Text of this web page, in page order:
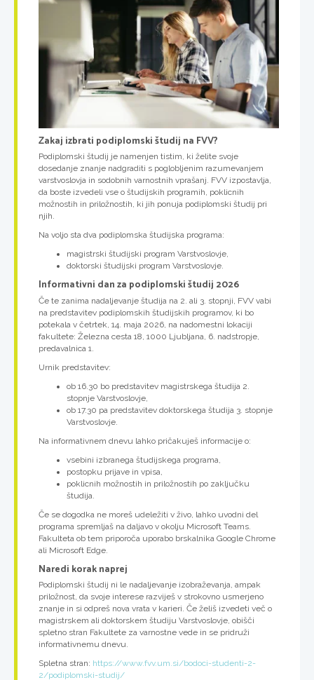
Zakaj izbrati podiplomski študij na FVV?
Podiplomski študij je namenjen tistim, ki želite svoje
dosedanje znanje nadgraditi s poglobljenim razumevanjem
varstvoslovja in sodobnih varnostnih vprašanj. FVV izpostavlja,
da boste izvedeli vse o študijskih programih, poklicnih
možnostih in priložnostih, ki jih ponuja podiplomski študij pri
njih.
Na voljo sta dva podiplomska študijska programa:
magistrski študijski program Varstvoslovje,
doktorski študijski program Varstvoslovje.
Informativni dan za podiplomski študij 2026
Če te zanima nadaljevanje študija na 2. ali 3. stopnji, FVV vabi
na predstavitev podiplomskih študijskih programov, ki bo
potekala v četrtek, 14. maja 2026, na nadomestni lokaciji
fakultete: Železna cesta 18, 1000 Ljubljana, 6. nadstropje,
predavalnica 1.
Urnik predstavitev:
ob 16.30 bo predstavitev magistrskega študija 2.
stopnje Varstvoslovje,
ob 17.30 pa predstavitev doktorskega študija 3. stopnje
Varstvoslovje.
Na informativnem dnevu lahko pričakuješ informacije o:
vsebini izbranega študijskega programa,
postopku prijave in vpisa,
poklicnih možnostih in priložnostih po zaključku
študija.
Če se dogodka ne moreš udeležiti v živo, lahko uvodni del
programa spremljaš na daljavo v okolju Microsoft Teams.
Fakulteta ob tem priporoča uporabo brskalnika Google Chrome
ali Microsoft Edge.
Naredi korak naprej
Podiplomski študij ni le nadaljevanje izobraževanja, ampak
priložnost, da svoje interese razviješ v strokovno usmerjeno
znanje in si odpreš nova vrata v karieri. Če želiš izvedeti več o
magistrskem ali doktorskem študiju Varstvoslovje, obišči
spletno stran Fakultete za varnostne vede in se pridruži
informativnemu dnevu.
Spletna stran: https://www.fvv.um.si/bodoci-studenti-2-
2/podiplomski-studij/